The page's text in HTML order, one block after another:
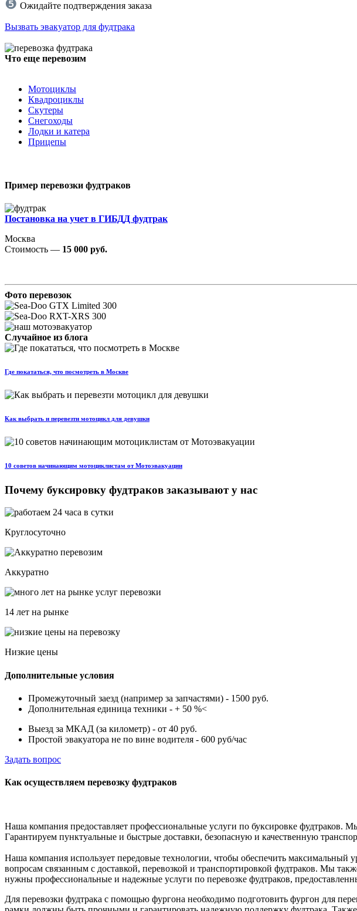
❺ Ожидайте подтверждения заказа
Вызвать эвакуатор для фудтрака
Что еще перевозим
Мотоциклы
Квадроциклы
Скутеры
Снегоходы
Лодки и катера
Прицепы
Пример перевозки фудтраков
Постановка на учет в ГИБДД фудтрак
Москва
Стоимость — 15 000 руб.
Фото перевозок
Случайное из блога
Где покататься, что посмотреть в Москве
Как выбрать и перевезти мотоцикл для девушки
10 советов начинающим мотоциклистам от Мотоэвакуации
Почему буксировку фудтраков заказывают у нас
Круглосуточно
Аккуратно
14 лет на рынке
Низкие цены
Дополнительные условия
Пpoмeжуточный зaeзд (например за запчастями) - 1500 руб.
Дополнительная единица техники - + 50 %<
Выезд за МКАД (за километр) - от 40 руб.
Простой эвакуатора не по вине водителя - 600 руб/чac
Задать вопрос
Как осуществляем перевозку фудтраков
Наша компания предоставляет профессиональные услуги по буксировке фудтраков.
Гарантируем пунктуальные и быстрые доставки, безопасную и качественную
Наша компания использует передовые технологии, чтобы обеспечить максимальный
вопросам связанным с доставкой, перевозкой и транспортировкой фудтраков. Мы
нужны профессиональные и надежные услуги по перевозке фудтраков,
Для перевозки фудтрака с помощью фургона необходимо подготовить фургон для